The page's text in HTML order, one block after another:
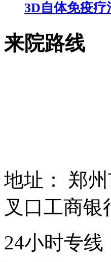
3D自体免疫疗
来院路线
地址： 郑
叉口工商银
24小时专线